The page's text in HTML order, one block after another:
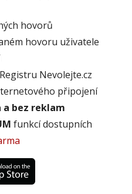
hovorů
hovoru uživatele
Nevolejte.cz
připojení
a bez reklam
funkcí dostupních